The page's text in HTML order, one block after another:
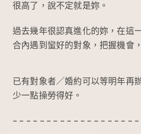
很高了，說不定就是妳。
過去幾年很認真進化的妳，在這
合內遇到蠻好的對象，把握機會
已有對象者／婚約可以等明年再
少一點操勞得好。
– – – – – – – – – – – – – – – – – –